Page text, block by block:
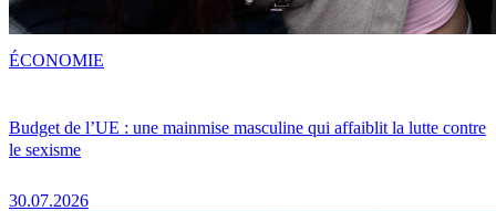
Budget de l’UE : une mainmise masculine qui affaiblit la lutte contre
le sexisme
30.07.2026
ÉCONOMIE